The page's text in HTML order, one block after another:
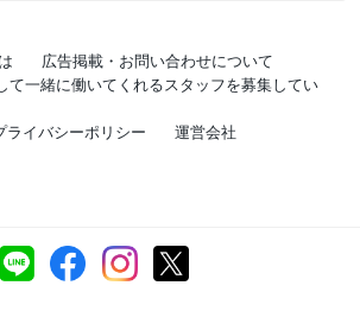
広告掲載・お問い合わせについて
て一緒に働いてくれるスタッフを募集してい
ライバシーポリシー 運営会社